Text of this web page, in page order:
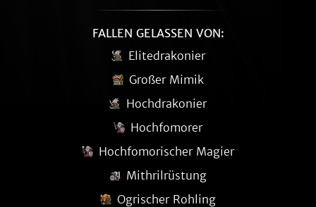
FALLEN GELASSEN VON:
Elitedrakonier
Großer Mimik
Hochdrakonier
Hochfomorer
Hochfomorischer Magier
Mithrilrüstung
Ogrischer Rohling